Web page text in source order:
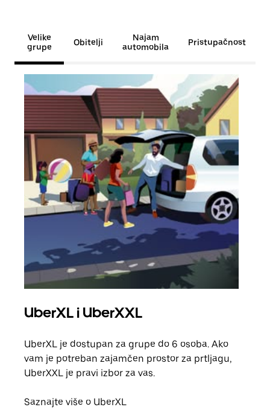
Velike
grupe
Obitelji
Najam
automobila
Pristupačnost
UberXL i UberXXL
UberXL je dostupan za grupe do 6 osoba. Ako
vam je potreban zajamčen prostor za prtljagu,
UberXXL je pravi izbor za vas.
Saznajte više o UberXL